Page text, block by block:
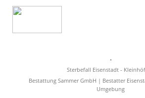
Überführungen
Rat&Hilfe
Sterbefall Eisenstadt -
Bestattung Sammer GmbH | Bestatter
Umgebung